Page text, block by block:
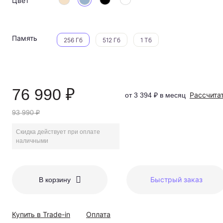
Память 256 Гб 512 Гб 1 Тб
76 990 ₽
93 990 ₽
от 3 394 ₽ в месяц
Скидка действует при оплате
наличными
В корзину Быстрый заказ
Купить в Trade-in Оплата